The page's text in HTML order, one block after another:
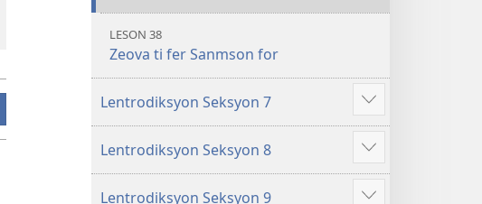
LESON 38
Zeova ti fer Sanmson for
Lentrodiksyon Seksyon 7
Show
more
Lentrodiksyon Seksyon 8
Show
more
Lentrodiksyon Seksyon 9